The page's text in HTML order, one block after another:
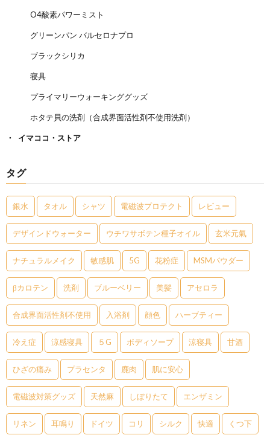
O4酸素パワーミスト
グリーンパン バルセロナプロ
ブラックシリカ
寝具
プライマリーウォーキンググッズ
ホタテ貝の洗剤（合成界面活性剤不使用洗剤）
イマココ・ストア
タグ
銀水 タオル シャツ 電磁波プロテクト レビュー
デザインドウォーター ウチワサボテン種子オイル 玄米元氣
ナチュラルメイク 敏感肌 5G 花粉症 MSMパウダー
βカロテン 洗剤 ブルーベリー 美髪 アセロラ
合成界面活性剤不使用 入浴剤 顔色 ハーブティー
冷え症 涼感寝具 ５G ボディソープ 涼寝具 甘酒
ひざの痛み プラセンタ 鹿肉 肌に安心
電磁波対策グッズ 天然麻 しぼりたて エンザミン
リネン 耳鳴り ドイツ コリ シルク 快適 くつ下